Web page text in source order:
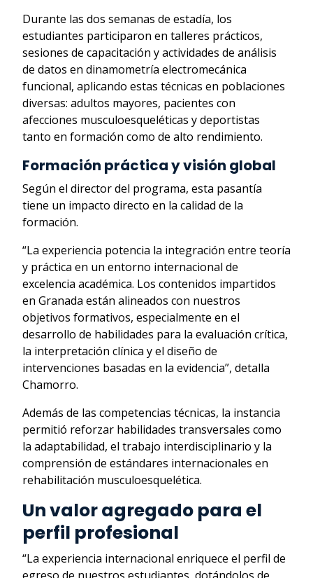
Durante las dos semanas de estadía, los
estudiantes participaron en talleres prácticos,
sesiones de capacitación y actividades de análisis
de datos en dinamometría electromecánica
funcional, aplicando estas técnicas en poblaciones
diversas: adultos mayores, pacientes con
afecciones musculoesqueléticas y deportistas
tanto en formación como de alto rendimiento.
Formación práctica y visión global
Según el director del programa, esta pasantía
tiene un impacto directo en la calidad de la
formación.
“La experiencia potencia la integración entre teoría
y práctica en un entorno internacional de
excelencia académica. Los contenidos impartidos
en Granada están alineados con nuestros
objetivos formativos, especialmente en el
desarrollo de habilidades para la evaluación crítica,
la interpretación clínica y el diseño de
intervenciones basadas en la evidencia”, detalla
Chamorro.
Además de las competencias técnicas, la instancia
permitió reforzar habilidades transversales como
la adaptabilidad, el trabajo interdisciplinario y la
comprensión de estándares internacionales en
rehabilitación musculoesquelética.
Un valor agregado para el
perfil profesional
“La experiencia internacional enriquece el perfil de